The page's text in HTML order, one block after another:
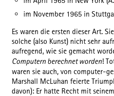
im November 1965 in
Es waren die ersten dieser Art.
solche (also Kunst) nicht sehr
aufregend, wie sie gemacht
Computern berechnet worden!
waren sie auch, von computer-
Marshall McLuhan feierte
davon): Er hatte Recht mit